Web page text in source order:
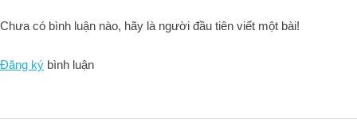
Chưa có bình luận nào, hãy là người đầu tiên viết một bài!
Đăng ký bình luận